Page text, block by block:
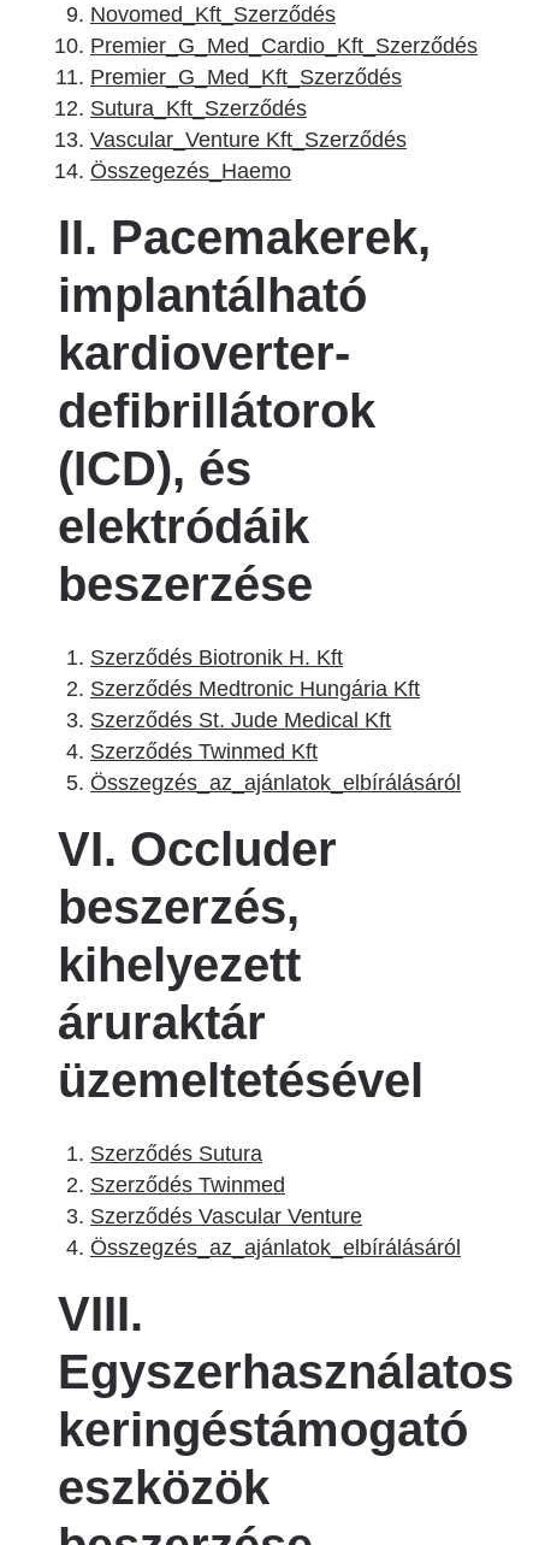
Novomed_Kft_Szerződés
Premier_G_Med_Cardio_Kft_Szerződés
Premier_G_Med_Kft_Szerződés
Sutura_Kft_Szerződés
Vascular_Venture Kft_Szerződés
Összegezés_Haemo
II. Pacemakerek,
implantálható
kardioverter-
defibrillátorok
(ICD), és
elektródáik
beszerzése
Szerződés Biotronik H. Kft
Szerződés Medtronic Hungária Kft
Szerződés St. Jude Medical Kft
Szerződés Twinmed Kft
Összegzés_az_ajánlatok_elbírálásáról
VI. Occluder
beszerzés,
kihelyezett
áruraktár
üzemeltetésével
Szerződés Sutura
Szerződés Twinmed
Szerződés Vascular Venture
Összegzés_az_ajánlatok_elbírálásáról
VIII.
Egyszerhasználatos
keringéstámogató
eszközök